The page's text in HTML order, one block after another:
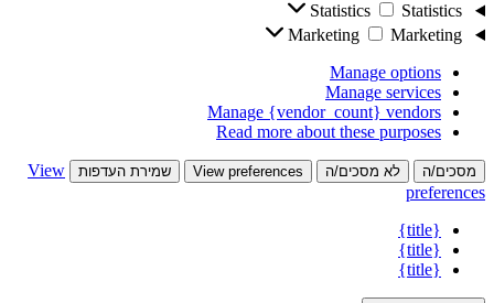
Statistics
Statistics
Marketing
Marketing
Manage options
Manage services
Manage {vendor_count} vendors
Read more about these purposes
מסכים/ה לא מסכים/ה View preferences שמירת העדפות
View
preferences
{title}
{title}
{title}